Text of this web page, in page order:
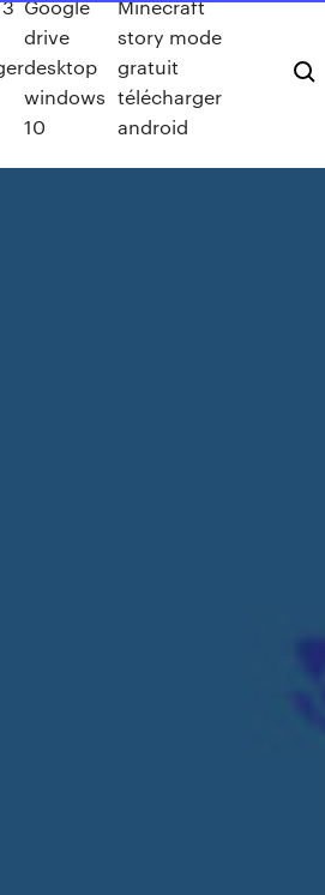
Google
drive
desktop
windows
10
Minecraft
story mode
gratuit
télécharger
android